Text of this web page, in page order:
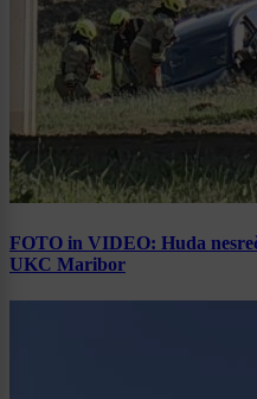
FOTO in VIDEO: Huda
UKC Maribor